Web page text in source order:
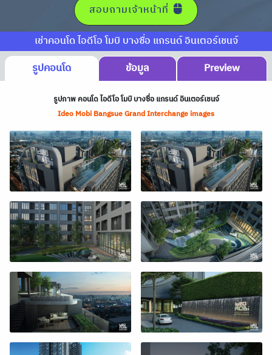
สอบถามเจ้าหน้าที่
เช่าคอนโด ไอดีโอ โมบิ บางซื่อ แกรนด์ อินเตอร์เชนจ์
รูปคอนโด
ข้อมูล Preview
รูปภาพ คอนโด ไอดีโอ โมบิ บางซื่อ แกรนด์ อินเตอร์เชนจ์
Ideo Mobi Bangsue Grand Interchange images